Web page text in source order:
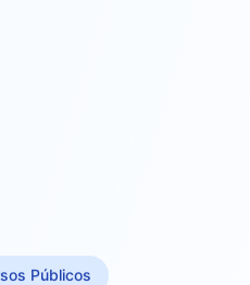
Públicos